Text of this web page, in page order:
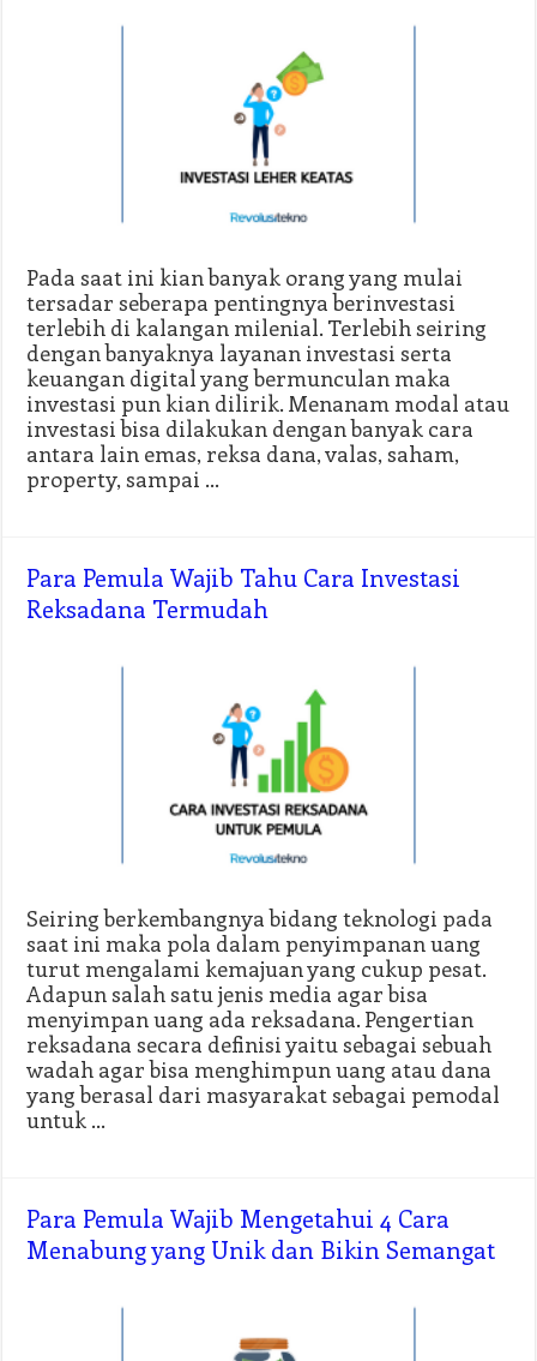
Pada saat ini kian banyak orang yang mulai
tersadar seberapa pentingnya berinvestasi
terlebih di kalangan milenial. Terlebih seiring
dengan banyaknya layanan investasi serta
keuangan digital yang bermunculan maka
investasi pun kian dilirik. Menanam modal atau
investasi bisa dilakukan dengan banyak cara
antara lain emas, reksa dana, valas, saham,
property, sampai …
Para Pemula Wajib Tahu Cara Investasi
Reksadana Termudah
Seiring berkembangnya bidang teknologi pada
saat ini maka pola dalam penyimpanan uang
turut mengalami kemajuan yang cukup pesat.
Adapun salah satu jenis media agar bisa
menyimpan uang ada reksadana. Pengertian
reksadana secara definisi yaitu sebagai sebuah
wadah agar bisa menghimpun uang atau dana
yang berasal dari masyarakat sebagai pemodal
untuk …
Para Pemula Wajib Mengetahui 4 Cara
Menabung yang Unik dan Bikin Semangat